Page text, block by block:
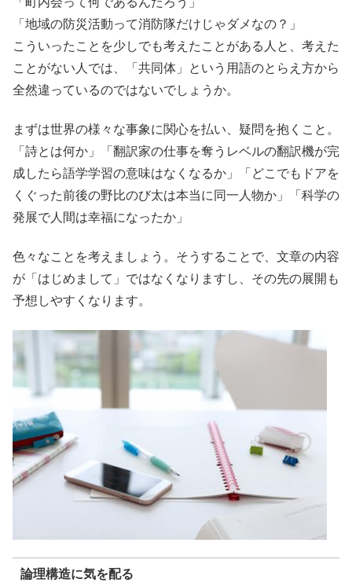
「地域の防災活動って消防隊だけじゃダメなの？」
こういったことを少しでも考えたことがある人と、考えた
ことがない人では、「共同体」という用語のとらえ方から
全然違っているのではないでしょうか。
まずは世界の様々な事象に関心を払い、疑問を抱くこと。
「詩とは何か」「翻訳家の仕事を奪うレベルの翻訳機が完
成したら語学学習の意味はなくなるか」「どこでもドアを
くぐった前後の野比のび太は本当に同一人物か」「科学の
発展で人間は幸福になったか」
色々なことを考えましょう。そうすることで、文章の内容
が「はじめまして」ではなくなりますし、その先の展開も
予想しやすくなります。
論理構造に気を配る